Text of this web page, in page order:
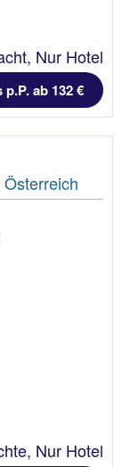
Nur Hotel
p.P. ab 132 €
Nur Hotel